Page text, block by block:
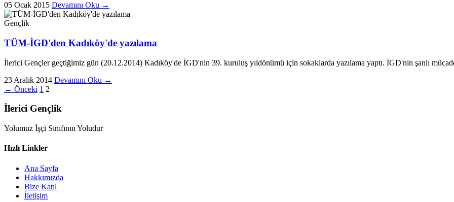
05 Ocak 2015 Devamını Oku →
Gençlik
TÜM-İGD'den Kadıköy'de yazılama
İlerici Gençler geçtiğimiz gün (20.12.2014) Kadıköy'de İGD'nin 39. kuruluş yıldönümü için sokaklarda yazılama yaptı. İGD'nin şanlı
23 Aralık 2014 Devamını Oku →
← Önceki 1 2
İlerici Gençlik
Yolumuz İşçi Sınıfının Yoludur
Hızlı Linkler
Ana Sayfa
Hakkımızda
Bize Katıl
İletişim